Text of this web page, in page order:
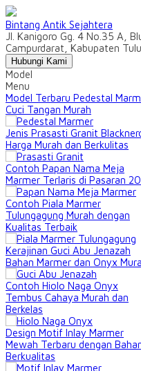
Bintang Antik Sejahtera
Jl. Kanigoro Gg. 4 No.35 A,
Campurdarat, Kabupaten
Hubungi Kami
Model
Menu
Model Terbaru Pedestal
Cuci Tangan Murah
Jenis Prasasti Granit
Harga Murah dan Berkulitas
Contoh Papan Nama Meja
Marmer Terlaris di Pasaran
Contoh Piala Marmer
Tulungagung Murah dengan
Kualitas Terbaik
Kerajinan Guci Abu Jenazah
Bahan Marmer dan Onyx
Contoh Hiolo Naga Onyx
Tembus Cahaya Murah dan
Berkelas
Design Motif Inlay Marmer
Mewah Terbaru dengan
Berkualitas